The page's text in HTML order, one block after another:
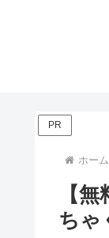
PR
ホーム
【
ちゃ